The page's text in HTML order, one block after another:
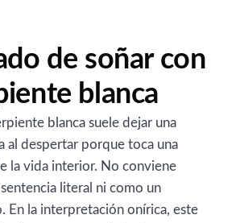
de soñar con
blanca
blanca suele dejar una
al despertar porque toca una
la vida interior. No conviene
literal ni como un
En la interpretación onírica, este